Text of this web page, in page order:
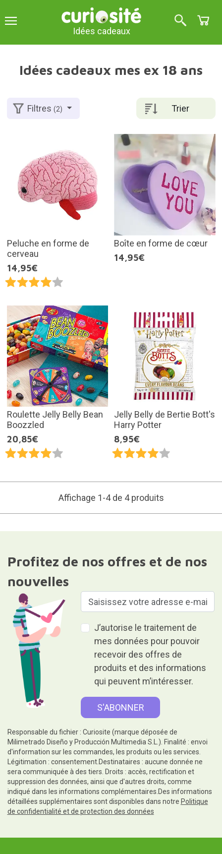
Idées cadeaux
Idées cadeaux mes ex 18 ans
Trier
Filtres(2)
Peluche en forme de
cerveau
14,95€
Boîte en forme de cœur
14,95€
Roulette Jelly Belly Bean
Boozzled
20,85€
Jelly Belly de Bertie Bott's
Harry Potter
8,95€
Affichage 1-4 de 4 produits
Profitez de nos offres et de nos
nouvelles
J’autorise le traitement de
mes données pour pouvoir
recevoir des offres de
produits et des informations
qui peuvent m’intéresser.
Responsable du fichier : Curiosite (marque déposée de
Milimetrado Diseño y Producción Multimedia S.L.). Finalité : envoi
d'information sur les commandes, les produits ou les services.
Légitimation : consentement.Destinataires : aucune donnée ne
sera communiquée à des tiers. Droits : accès, rectification et
suppression des données, ainsi que d'autres droits, comme
indiqué dans les informations complémentaires.Des informations
détaillées supplémentaires sont disponibles dans notre Politique
de confidentialité et de protection des données